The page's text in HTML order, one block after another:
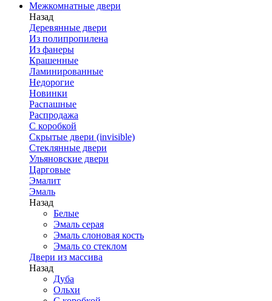
Межкомнатные двери
Назад
Деревянные двери
Из полипропилена
Из фанеры
Крашенные
Ламинированные
Недорогие
Новинки
Распашные
Распродажа
С коробкой
Скрытые двери (invisible)
Стеклянные двери
Ульяновские двери
Царговые
Эмалит
Эмаль
Назад
Белые
Эмаль серая
Эмаль слоновая кость
Эмаль со стеклом
Двери из массива
Назад
Дуба
Ольхи